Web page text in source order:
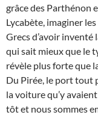
grâce des Parthénon
Lycabète, imaginer
Grecs d’avoir
qui sait mieux que le
révèle plus forte que
Du Pirée, le port tout
la voiture qu’y
tôt et nous sommes